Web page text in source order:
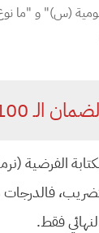
(س)" و "ما
في الأحياء
الفرضية
فقط.